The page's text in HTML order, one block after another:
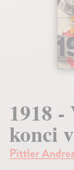
1918
konci
Pittler